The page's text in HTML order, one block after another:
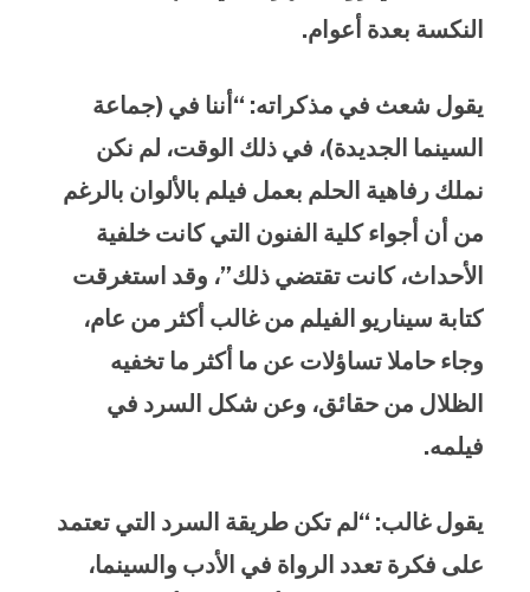
النكسة بعدة أعوام.
يقول شعث في مذكراته: “أننا في (جماعة
السينما الجديدة)، في ذلك الوقت، لم نكن
نملك رفاهية الحلم بعمل فيلم بالألوان بالرغم
من أن أجواء كلية الفنون التي كانت خلفية
الأحداث، كانت تقتضي ذلك”، وقد استغرقت
كتابة سيناريو الفيلم من غالب أكثر من عام،
وجاء حاملا تساؤلات عن ما أكثر ما تخفيه
الظلال من حقائق، وعن شكل السرد في
فيلمه.
يقول غالب: “لم تكن طريقة السرد التي تعتمد
على فكرة تعدد الرواة في الأدب والسينما،